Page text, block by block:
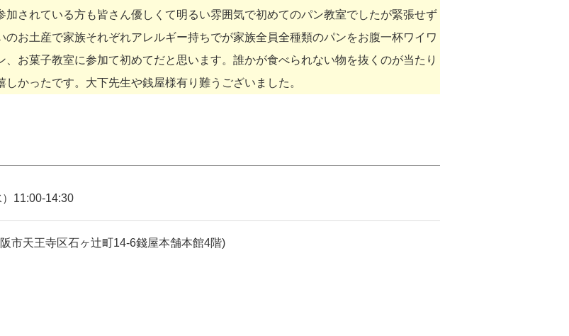
されている方も皆さん優しくて明るい雰囲気で初めてのパン教室でしたが緊張せず
お土産で家族それぞれアレルギー持ちでが家族全員全種類のパンをお腹一杯ワイワ
お菓子教室に参加て初めてだと思います。誰かが食べられない物を抜くのが当たり
かったです。大下先生や銭屋様有り難うございました。
11:00-14:30
市天王寺区石ヶ辻町14-6錢屋本舗本館4階)